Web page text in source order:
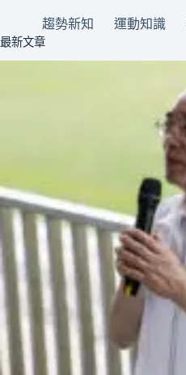
趨勢新知 運動知識
最新文章